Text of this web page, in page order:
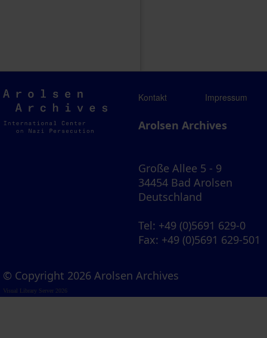
Arolsen
Archives
Kontakt Impressum
Arolsen Archives
Große Allee 5 - 9
34454 Bad Arolsen
Deutschland
Tel: +49 (0)5691 629-0
Fax: +49 (0)5691 629-501
© Copyright 2026 Arolsen Archives
Visual Library Server 2026